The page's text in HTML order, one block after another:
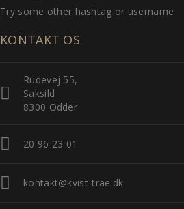
Try some other hashtag or username
KONTAKT OS
Rudevej 55,
Saksild
8300 Odder
20 96 23 01
kontakt@kvist-trae.dk